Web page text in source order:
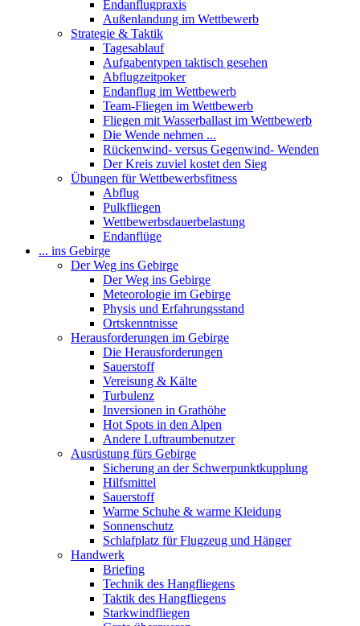
Endanflugpraxis
Außenlandung im Wettbewerb
Strategie & Taktik
Tagesablauf
Aufgabentypen taktisch gesehen
Abflugzeitpoker
Endanflug im Wettbewerb
Team-Fliegen im Wettbewerb
Fliegen mit Wasserballast im Wettbewerb
Die Wende nehmen ...
Rückenwind- versus Gegenwind- Wenden
Der Kreis zuviel kostet den Sieg
Übungen für Wettbewerbsfitness
Abflug
Pulkfliegen
Wettbewerbsdauerbelastung
Endanflüge
... ins Gebirge
Der Weg ins Gebirge
Der Weg ins Gebirge
Meteorologie im Gebirge
Physis und Erfahrungsstand
Ortskenntnisse
Herausforderungen im Gebirge
Die Herausforderungen
Sauerstoff
Vereisung & Kälte
Turbulenz
Inversionen in Grathöhe
Hot Spots in den Alpen
Andere Luftraumbenutzer
Ausrüstung fürs Gebirge
Sicherung an der Schwerpunktkupplung
Hilfsmittel
Sauerstoff
Warme Schuhe & warme Kleidung
Sonnenschutz
Schlafplatz für Flugzeug und Hänger
Handwerk
Briefing
Technik des Hangfliegens
Taktik des Hangfliegens
Starkwindfliegen